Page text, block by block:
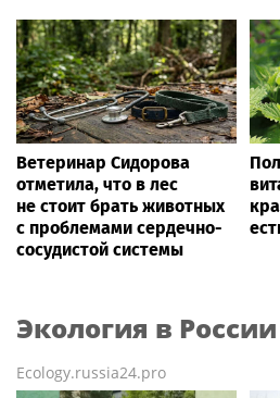
Ветеринар Сидорова
отметила, что в лес
не стоит брать животных
с проблемами сердечно-
сосудистой системы
Экология в
Ecology.russia24.pro